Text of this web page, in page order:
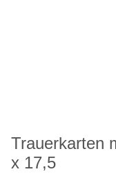
Trauerkarten
x 17,5